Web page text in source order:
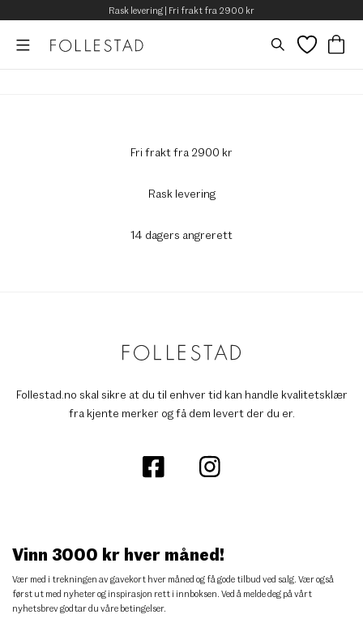
Rask levering | Fri frakt fra 2900 kr
Fri frakt fra 2900 kr
Rask levering
14 dagers angrerett
Follestad.no skal sikre at du til enhver tid kan handle kvalitetsklær
fra kjente merker og få dem levert der du er.
Vinn 3000 kr hver måned!
Vær med i trekningen av gavekort hver måned og få gode tilbud ved salg. Vær også
først ut med nyheter og inspirasjon rett i innboksen. Ved å melde deg på vårt
nyhetsbrev godtar du våre betingelser.